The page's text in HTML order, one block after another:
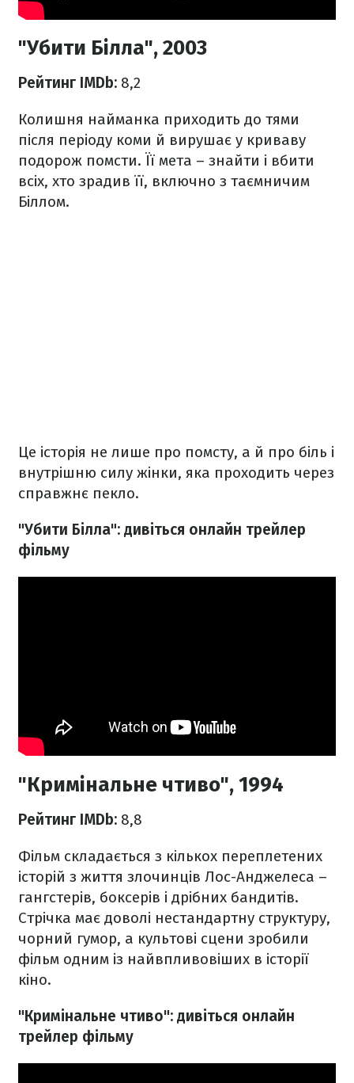
"Убити Білла", 2003
Рейтинг IMDb: 8,2
Колишня найманка приходить до тями
після періоду коми й вирушає у криваву
подорож помсти. Її мета – знайти і вбити
всіх, хто зрадив її, включно з таємничим
Біллом.
Це історія не лише про помсту, а й про біль і
внутрішню силу жінки, яка проходить через
справжнє пекло.
"Убити Білла": дивіться онлайн трейлер
фільму
"Кримінальне чтиво", 1994
Рейтинг IMDb: 8,8
Фільм складається з кількох переплетених
історій з життя злочинців Лос-Анджелеса –
гангстерів, боксерів і дрібних бандитів.
Стрічка має доволі нестандартну структуру,
чорний гумор, а культові сцени зробили
фільм одним із найвпливовіших в історії
кіно.
"Кримінальне чтиво": дивіться онлайн
трейлер фільму